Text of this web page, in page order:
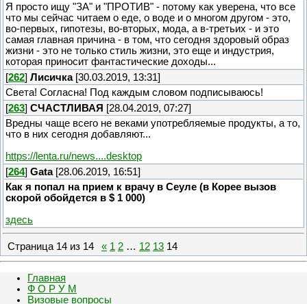
Я просто ищу "ЗА" и "ПРОТИВ" - потому как уверена, что все
что мы сейчас читаем о еде, о воде и о многом другом - это,
во-первых, гипотезы, во-вторых, мода, а в-третьих - и это
самая главная причина - в том, что сегодня здоровый образ
жизни - это не только стиль жизни, это еще и индустрия,
которая приносит фантастические доходы...
[262] Лисичка[30.03.2019, 13:31]
Света! Согласна! Под каждым словом подписываюсь!
[263] СЧАСТЛИВАЯ [28.04.2019, 07:27]
Вредны чаще всего не веками употребляемые продукты, а то,
что в них сегодня добавляют...
https://lenta.ru/news....desktop
[264] Gata[28.06.2019, 16:51]
Как я попал на прием к врачу в Сеуле (в Корее вызов
скорой обойдется в $ 1 000)
здесь
Страница 14 из 14 « 1 2 … 12 13 14
Главная
Ф О Р У М
Визовые вопросы